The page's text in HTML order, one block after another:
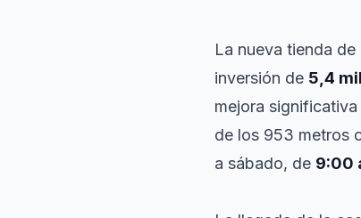
La nueva tienda de
inversión de 5,4
mejora
de los 953 metros
a sábado, de 9:00